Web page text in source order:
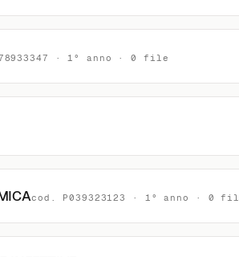
· 1° anno · 0 file
cod. P039323123 · 1° anno · 0